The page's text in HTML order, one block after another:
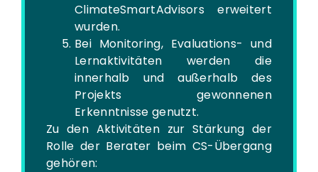
ClimateSmartAdvisors erweitert
wurden.
Bei Monitoring, Evaluations- und
Lernaktivitäten werden die
innerhalb und außerhalb des
Projekts gewonnenen
Erkenntnisse genutzt.
Zu den Aktivitäten zur Stärkung der
Rolle der Berater beim CS-Übergang
gehören: